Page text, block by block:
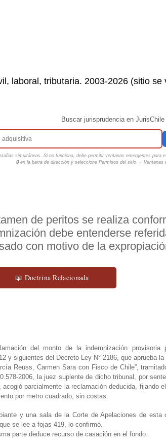
laboral, tributaria. 2003-2026 (sitio
Buscar jurisprudencia en JurisChile
simultáneas. Si no funciona, debe permitir ventanas emergentes para
🔒 en la barra de dirección y seleccione Permisos del sitio → Ventanas
de peritos se realiza
debe entenderse
con motivo de la
📖 Doctrina Relacionada
del monto de la indemnización provisoria
y siguientes del Decreto Ley N° 2186, que aprueba la
Reuss, Carmen Sara con Fisco de Chile”,
2006, la juez suplente de dicho tribunal, por
parcialmente la reclamación deducida, fijando
por metro cuadrado, sin costas.
y una sala de la Corte de Apelaciones de esta
se lee a fojas 419, lo confirmó.
parte deduce recurso de casación en el fondo.